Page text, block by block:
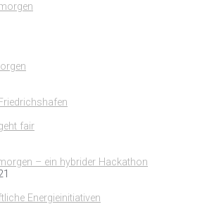
fair
– ein hybrider Hackathon
Energieinitiativen